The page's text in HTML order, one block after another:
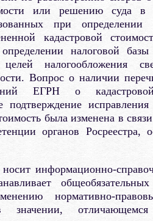
или решению суда в
при определении
кадастровой
налоговой
налогообложения
Вопрос о наличии
ЕГРН о
подтверждение
была изменена в
органов Росреестра,
информационно-
нормативно-
значении,